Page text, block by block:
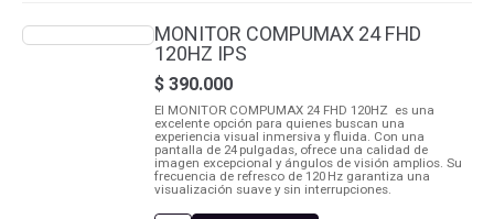
VG5AA
FHD
146HZ
FHD
cantidad
MONITOR COMPUMAX 24 FHD
120HZ IPS
$390.000
El MONITOR COMPUMAX 24 FHD 120HZ es una
excelente opción para quienes buscan una
experiencia visual inmersiva y fluida. Con una
pantalla de 24 pulgadas, ofrece una calidad de
imagen excepcional y ángulos de visión amplios. Su
frecuencia de refresco de 120 Hz garantiza una
visualización suave y sin interrupciones.